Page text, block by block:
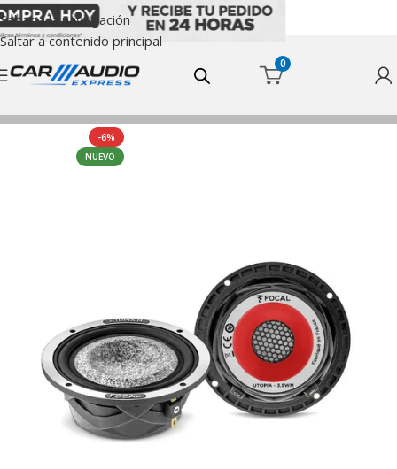
Saltar a la navegación
Saltar a contenido principal
0
Inicio Mid Bass
-6%
NUEVO